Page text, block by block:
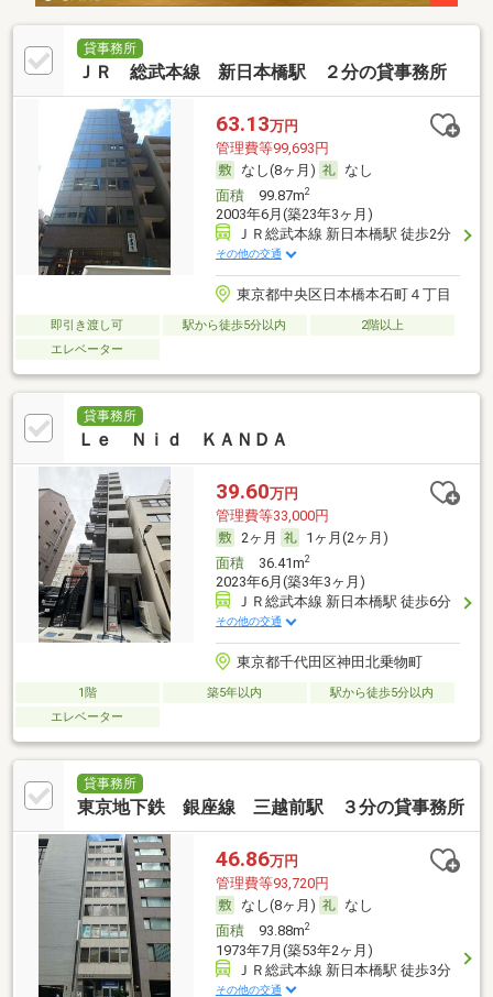
貸事務所
ＪＲ 総武本線 新日本橋駅 ２分の貸事務所
63.13万円
管理費等99,693円
なし(8ヶ月)
なし
面積99.87m2
2003年6月(築23年3ヶ月)
ＪＲ総武本線 新日本橋駅 徒歩2分
その他の交通
東京都中央区日本橋本石町４丁目
即引き渡し可 駅から徒歩5分以内
2階以上
エレベーター
貸事務所
Ｌｅ Ｎｉｄ ＫＡＮＤＡ
39.60万円
管理費等33,000円
2ヶ月
1ヶ月(2ヶ月)
面積36.41m2
2023年6月(築3年3ヶ月)
ＪＲ総武本線 新日本橋駅 徒歩6分
その他の交通
東京都千代田区神田北乗物町
1階 築5年以内
駅から徒歩5分以内
エレベーター
貸事務所
東京地下鉄 銀座線 三越前駅 ３分の貸事務所
46.86万円
管理費等93,720円
なし(8ヶ月)
なし
面積93.88m2
1973年7月(築53年2ヶ月)
ＪＲ総武本線 新日本橋駅 徒歩3分
その他の交通